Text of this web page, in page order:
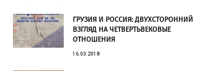
ГРУЗИЯ И РОССИЯ: ДВУХСТОРОННИЙ
ВЗГЛЯД НА ЧЕТВЕРТЬВЕКОВЫЕ
ОТНОШЕНИЯ
16.03.2018